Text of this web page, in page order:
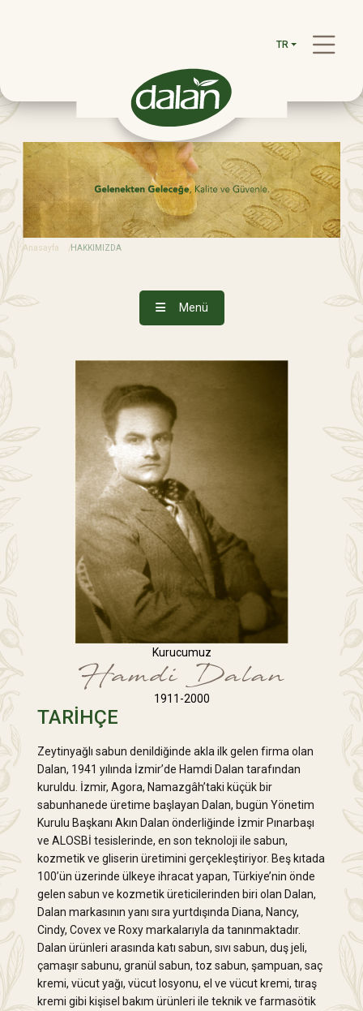
TR
Anasayfa HAKKIMIZDA
Menü
Kurucumuz
1911-2000
TARİHÇE
Zeytinyağlı sabun denildiğinde akla ilk gelen firma olan
Dalan, 1941 yılında İzmir’de Hamdi Dalan tarafından
kuruldu. İzmir, Agora, Namazgâh’taki küçük bir
sabunhanede üretime başlayan Dalan, bugün Yönetim
Kurulu Başkanı Akın Dalan önderliğinde İzmir Pınarbaşı
ve ALOSBİ tesislerinde, en son teknoloji ile sabun,
kozmetik ve gliserin üretimini gerçekleştiriyor. Beş kıtada
100’ün üzerinde ülkeye ihracat yapan, Türkiye’nin önde
gelen sabun ve kozmetik üreticilerinden biri olan Dalan,
Dalan markasının yanı sıra yurtdışında Diana, Nancy,
Cindy, Covex ve Roxy markalarıyla da tanınmaktadır.
Dalan ürünleri arasında katı sabun, sıvı sabun, duş jeli,
çamaşır sabunu, granül sabun, toz sabun, şampuan, saç
kremi, vücut yağı, vücut losyonu, el ve vücut kremi, tıraş
kremi gibi kişisel bakım ürünleri ile teknik ve farmasötik